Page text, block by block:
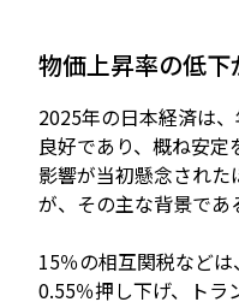
物価上昇率の低
2025年の日本経済は
良好であり、概ね安
影響が当初懸念され
が、その主な背景であ
15％の相互関税など
0.55％押し下げ、トラ